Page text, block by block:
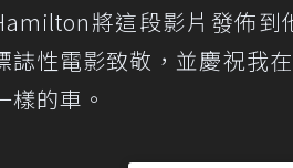
將這段影片發佈到
誌性電影致敬，並慶祝我
樣的車。